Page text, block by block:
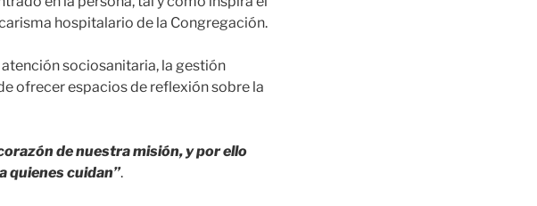
hospitalario de la Congregación.
sociosanitaria, la gestión
ofrecer espacios de reflexión sobre la
de nuestra misión, y por ello
quienes cuidan”.